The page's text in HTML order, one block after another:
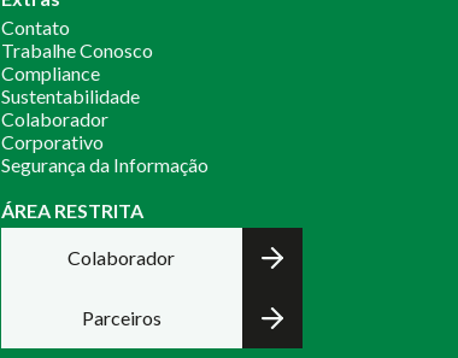
Contato
Trabalhe Conosco
Compliance
Sustentabilidade
Colaborador
Corporativo
Segurança da Informação
ÁREA RESTRITA
Colaborador
Parceiros